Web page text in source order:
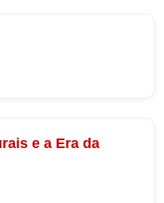
e a Era da